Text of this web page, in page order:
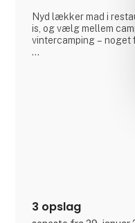
Nyd lækker mad i
is, og vælg mellem
vintercamping – noget
Book din ferie og
3 opslag